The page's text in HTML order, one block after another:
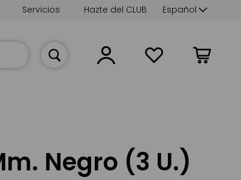
Lenguaje
Español
Hazte del CLUB
Servicios
Mi cesta
Negro (3 U.)